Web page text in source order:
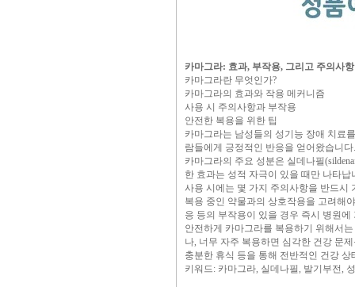
카마그라: 효과, 부작용, 그리고 주의사항
카마그라란 무엇인가?
카마그라의 효과와 작용 메커니즘
사용 시 주의사항과 부작용
안전한 복용을 위한 팁
카마그라는 남성들의 성기능 장애 치료
람들에게 긍정적인 반응을 얻어왔습니
카마그라의 주요 성분은 실데나필
한 효과는 성적 자극이 있을 때만 나타
사용 시에는 몇 가지 주의사항을 반드시
복용 중인 약물과의 상호작용을 고려해
응 등의 부작용이 있을 경우 즉시 병원
안전하게 카마그라를 복용하기 위해서
나, 너무 자주 복용하면 심각한 건강 문
충분한 휴식 등을 통해 전반적인 건강
키워드: 카마그라, 실데나필, 발기부전,